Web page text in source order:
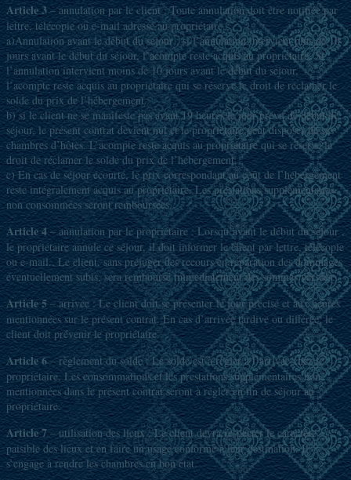
Article 3– annulation par le client : Toute annulation doit être notifiée par
lettre, télécopie ou e-mail adressé au propriétaire.
a)Annulation avant le début du séjour : si l’annulation intervient plus de 10
jours avant le début du séjour, l’acompte reste acquis au propriétaire. Si
l’annulation intervient moins de 10 jours avant le début du séjour,
l’acompte reste acquis au propriétaire qui se réserve le droit de réclamer le
solde du prix de l’hébergement.
b) si le client ne se manifeste pas avant 19 heures le jour prévu de début de
séjour, le présent contrat devient nul et le propriétaire peut disposer de ses
chambres d’hôtes. L’acompte reste acquis au propriétaire qui se réserve le
droit de réclamer le solde du prix de l’hébergement.
c) En cas de séjour écourté, le prix correspondant au coût de l’hébergement
reste intégralement acquis au propriétaire. Les prestations supplémentaires
non consommées seront remboursées.
Article 4– annulation par le propriétaire : Lorsqu’avant le début du séjour ,
le propriétaire annule ce séjour, il doit informer le client par lettre, télécopie
ou e-mail.. Le client, sans préjuger des recours en réparation des dommages
éventuellement subis, sera remboursé immédiatement des sommes versées.
Article 5– arrivée : Le client doit se présenter le jour précisé et aux heures
mentionnées sur le présent contrat. En cas d’arrivée tardive ou différée, le
client doit prévenir le propriétaire.
Article 6– règlement du solde : Le solde est à régler à l’arrivée chez le
propriétaire. Les consommations et les prestations supplémentaires non
mentionnées dans le présent contrat seront à régler en fin de séjour au
propriétaire.
Article 7– utilisation des lieux : Le client devra respecter le caractère
paisible des lieux et en faire un usage conforme à leur destination. Il
s’engage à rendre les chambres en bon état.